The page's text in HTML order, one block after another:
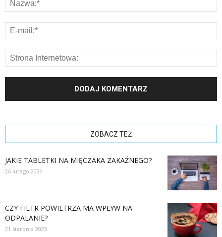
ZOBACZ TEŻ
JAKIE TABLETKI NA MIĘCZAKA ZAKAŹNEGO?
26 lutego 2024
CZY FILTR POWIETRZA MA WPŁYW NA
ODPALANIE?
31 sierpnia 2023